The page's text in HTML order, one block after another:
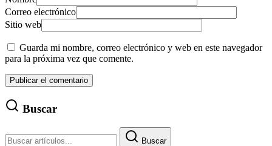
Correo electrónico
Sitio web
Guarda mi nombre, correo electrónico y web en este navegador
para la próxima vez que comente.
Buscar
Buscar